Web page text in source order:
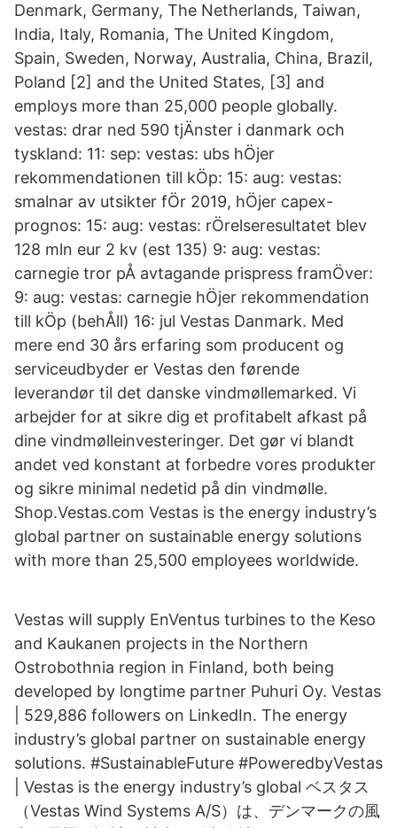
Denmark, Germany, The Netherlands, Taiwan,
India, Italy, Romania, The United Kingdom,
Spain, Sweden, Norway, Australia, China, Brazil,
Poland [2] and the United States, [3] and
employs more than 25,000 people globally.
vestas: drar ned 590 tjÄnster i danmark och
tyskland: 11: sep: vestas: ubs hÖjer
rekommendationen till kÖp: 15: aug: vestas:
smalnar av utsikter fÖr 2019, hÖjer capex-
prognos: 15: aug: vestas: rÖrelseresultatet blev
128 mln eur 2 kv (est 135) 9: aug: vestas:
carnegie tror pÅ avtagande prispress framÖver:
9: aug: vestas: carnegie hÖjer rekommendation
till kÖp (behÅll) 16: jul Vestas Danmark. Med
mere end 30 års erfaring som producent og
serviceudbyder er Vestas den førende
leverandør til det danske vindmøllemarked. Vi
arbejder for at sikre dig et profitabelt afkast på
dine vindmølleinvesteringer. Det gør vi blandt
andet ved konstant at forbedre vores produkter
og sikre minimal nedetid på din vindmølle.
Shop.Vestas.com Vestas is the energy industry’s
global partner on sustainable energy solutions
with more than 25,500 employees worldwide.
Vestas will supply EnVentus turbines to the Keso
and Kaukanen projects in the Northern
Ostrobothnia region in Finland, both being
developed by longtime partner Puhuri Oy. Vestas
| 529,886 followers on LinkedIn. The energy
industry’s global partner on sustainable energy
solutions. #SustainableFuture #PoweredbyVestas
| Vestas is the energy industry’s global ベスタス
（Vestas Wind Systems A/S）は、デンマークの風